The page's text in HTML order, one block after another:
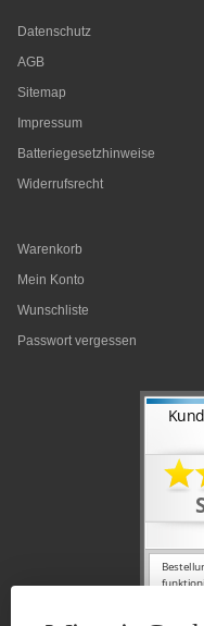
Datenschutz
AGB
Sitemap
Impressum
Batteriegesetzhinweise
Widerrufsrecht
Warenkorb
Mein Konto
Wunschliste
Passwort vergessen